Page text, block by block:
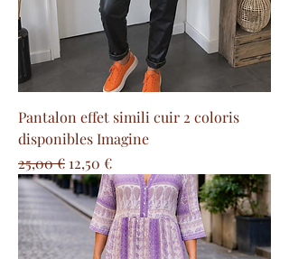
Pantalon effet simili cuir 2 coloris
disponibles Imagine
Prix original
25,00 € Prix promotionnel
12,50 €